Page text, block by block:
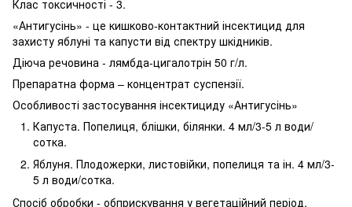
Клас токсичності - 3.
«Антигусінь» - це кишково-контактний інсектицид для
захисту яблуні та капусти від спектру шкідників.
Діюча речовина - лямбда-цигалотрін 50 г/л.
Препаратна форма – концентрат суспензії.
Особливості застосування інсектициду «Антигусінь»
Капуста. Попелиця, блішки, білянки. 4 мл/3-5 л води/
сотка.
Яблуня. Плодожерки, листовійки, попелиця та ін. 4 мл/3-
5 л води/сотка.
Спосіб обробки - обприскування у вегетаційний період.